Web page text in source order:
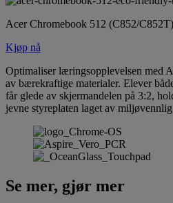
Acer Chromebook 512 (C852/C852T)
Kjøp nå
Optimaliser læringsopplevelsen med
av bærekraftige materialer. Elever
får glede av skjermandelen på 3:2,
jevne styreplaten laget av
Se mer, gjør mer